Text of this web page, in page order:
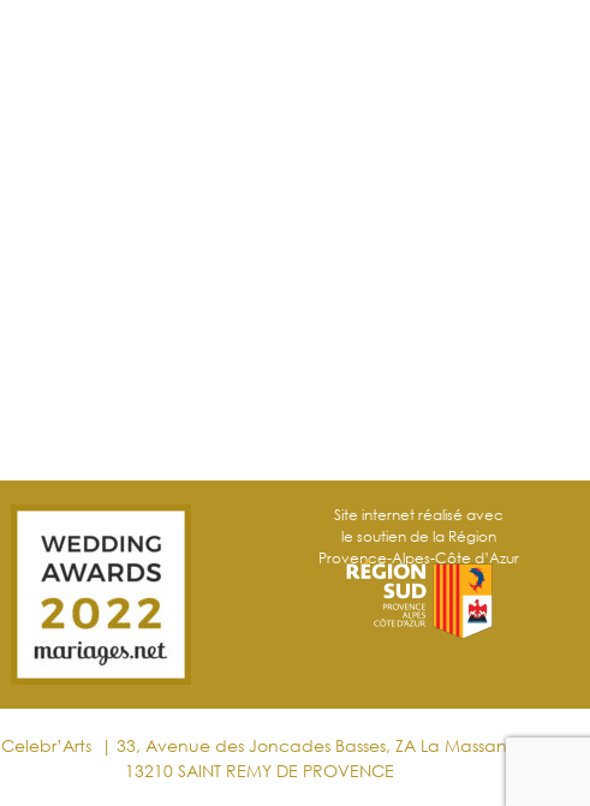
Site internet réalisé avec
le soutien de la Région
Provence-Alpes-Côte d’Azur
Celebr’Arts | 33, Avenue des Joncades Basses, ZA La Massane
13210 SAINT REMY DE PROVENCE